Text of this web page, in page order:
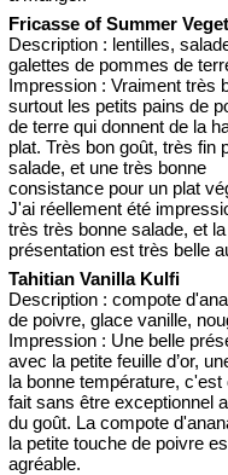
Fricasse of Summer
Description : lentilles,
galettes de pommes de
Impression : Vraiment très
surtout les petits pains de
de terre qui donnent de la
plat. Très bon goût, très fin
salade, et une très bonne
consistance pour un plat
J'ai réellement été
très très bonne salade, et la
présentation est très belle
Tahitian Vanilla Kulfi
Description : compote
de poivre, glace vanille,
Impression : Une belle
avec la petite feuille d’or,
la bonne température, c'est
fait sans être exceptionnel
du goût. La compote
la petite touche de poivre
agréable.